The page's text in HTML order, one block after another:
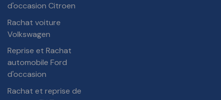
d'occasion Citroen
Rachat voiture
Volkswagen
Reprise et Rachat
automobile Ford
d'occasion
Rachat et reprise de